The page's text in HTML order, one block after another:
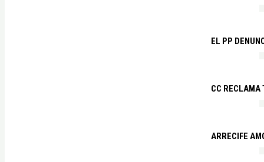
EL PP
CC RECLAMA
ARRECIFE